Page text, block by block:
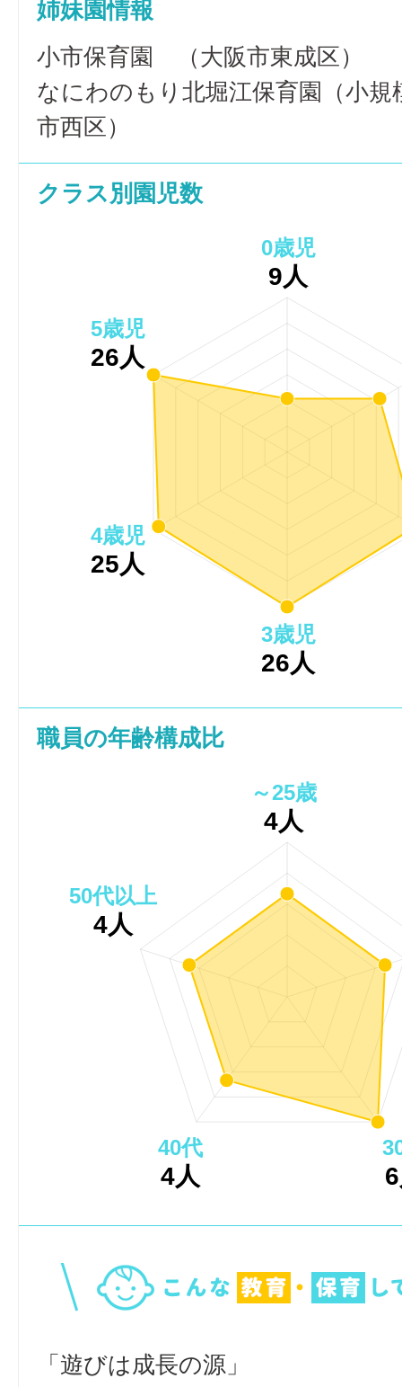
姉妹園情報
小市保育園 （大阪市東成区）
なにわのもり北堀江保育園（小規
市西区）
クラス別園児数
0歳児
9人
3歳児
26人
4歳児
25人
5歳児
26人
職員の年齢構成比
～25歳
4人
40代
4人
50代以上
4人
「遊びは成長の源」